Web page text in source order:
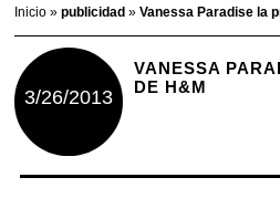
Inicio»publicidad»Vanessa Paradise la
3/26/2013
VANESSA
DE H&M